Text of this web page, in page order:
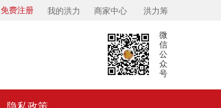
免费注册 我的洪力 商家中心 洪力筹
微
信
公
众
号